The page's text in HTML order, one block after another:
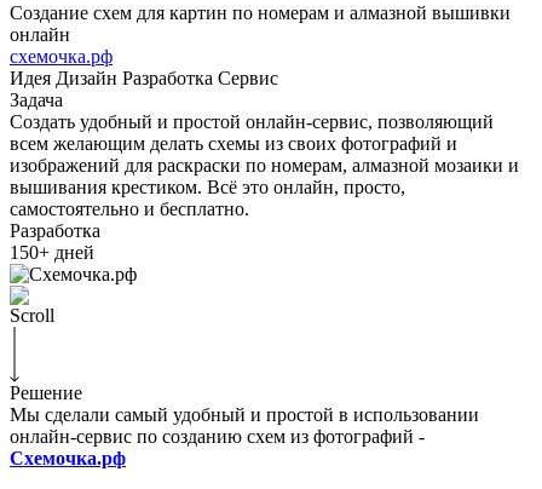
Создание схем для картин по номерам и алмазной вышивки
онлайн
схемочка.рф
Идея Дизайн Разработка Сервис
Задача
Создать удобный и простой онлайн-сервис, позволяющий
всем желающим делать схемы из своих фотографий и
изображений для раскраски по номерам, алмазной мозаики и
вышивания крестиком. Всё это онлайн, просто,
самостоятельно и бесплатно.
Разработка
150+ дней
Scroll
Решение
Мы сделали самый удобный и простой в использовании
онлайн-сервис по созданию схем из фотографий -
Схемочка.рф